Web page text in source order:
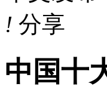
! 分享
中国十